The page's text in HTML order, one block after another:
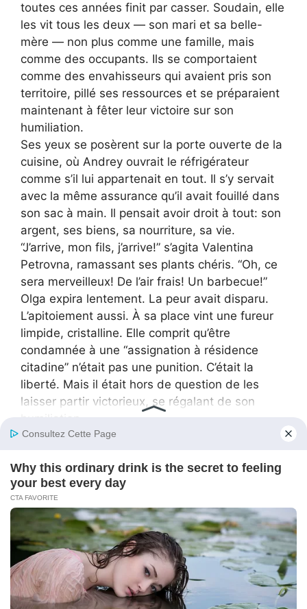
toutes ces années finit par casser. Soudain, elle
les vit tous les deux — son mari et sa belle-
mère — non plus comme une famille, mais
comme des occupants. Ils se comportaient
comme des envahisseurs qui avaient pris son
territoire, pillé ses ressources et se préparaient
maintenant à fêter leur victoire sur son
humiliation.
Ses yeux se posèrent sur la porte ouverte de la
cuisine, où Andrey ouvrait le réfrigérateur
comme s’il lui appartenait en tout. Il s’y servait
avec la même assurance qu’il avait fouillé dans
son sac à main. Il pensait avoir droit à tout: son
argent, ses biens, sa nourriture, sa vie.
“J’arrive, mon fils, j’arrive!” s’agita Valentina
Petrovna, ramassant ses plants chéris. “Oh, ce
sera merveilleux! De l’air frais! Un barbecue!”
Olga expira lentement. La peur avait disparu.
L’apitoiement aussi. À sa place vint une fureur
limpide, cristalline. Elle comprit qu’être
condamnée à une “assignation à résidence
citadine” n’était pas une punition. C’était la
liberté. Mais il était hors de question de les
laisser partir victorieux, se régalant de son
Il n’y aurait aucune célébration sur son territoire,
Elle s’avança vers la cuisine. Ses mouvements
devinrent fluides, presque prédateurs. Elle
n’était plus la victime. Elle était la propriétaire et
elle allait présenter la facture.
“Repose ça,” dit Olga. Sa voix n’était pas forte,
mais si sèche et dure qu’elle ressemblait à une
branche qui casse.
Andrey s’immobilisa. Il avait déjà sorti une